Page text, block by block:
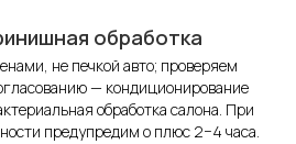
обработка
не печкой авто; проверяем
— кондиционирование
обработка салона. При
предупредим о плюс 2−4 часа.